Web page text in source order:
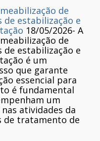
de
de estabilização e
18/05/2026- A
de
de estabilização e
é um
que garante
essencial para
é fundamental
um
atividades da
de tratamento de